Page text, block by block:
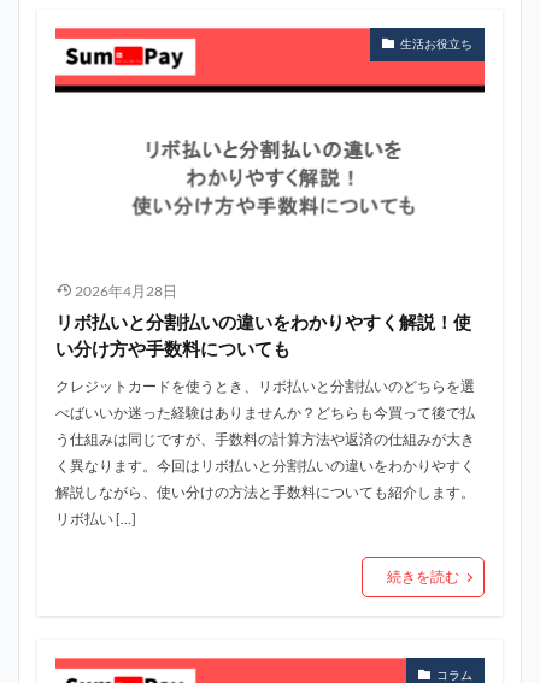
生活お役立ち
2026年4月28日
リボ払いと分割払いの違いをわかりやすく解説！使
い分け方や手数料についても
クレジットカードを使うとき、リボ払いと分割払いのどちらを選
べばいいか迷った経験はありませんか？どちらも今買って後で払
う仕組みは同じですが、手数料の計算方法や返済の仕組みが大き
く異なります。今回はリボ払いと分割払いの違いをわかりやすく
解説しながら、使い分けの方法と手数料についても紹介します。
リボ払い […]
続きを読む
コラム